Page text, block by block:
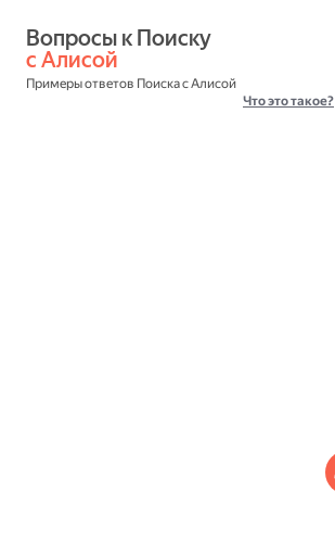
с Алисой
Примеры ответов Поиска с Алисой
Что это такое?